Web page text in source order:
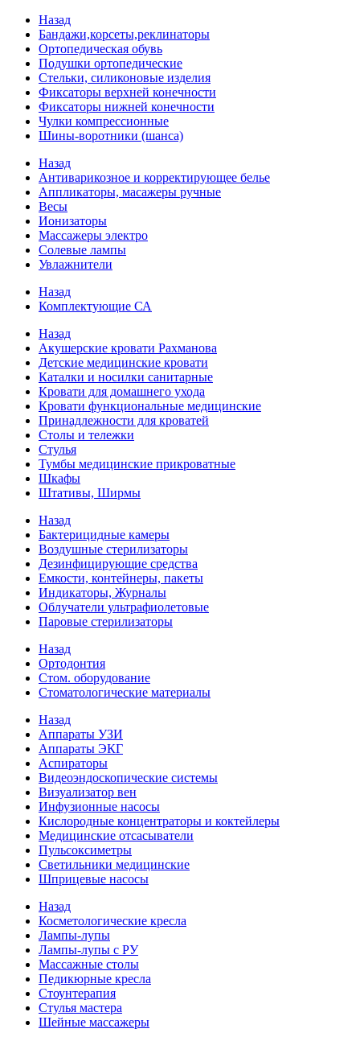
Назад
Бандажи,корсеты,реклинаторы
Ортопедическая обувь
Подушки ортопедические
Стельки, силиконовые изделия
Фиксаторы верхней конечности
Фиксаторы нижней конечности
Чулки компрессионные
Шины-воротники (шанса)
Назад
Антиварикозное и корректирующее белье
Аппликаторы, масажеры ручные
Весы
Ионизаторы
Массажеры электро
Солевые лампы
Увлажнители
Назад
Комплектующие СА
Назад
Акушерские кровати Рахманова
Детские медицинские кровати
Каталки и носилки санитарные
Кровати для домашнего ухода
Кровати функциональные медицинские
Принадлежности для кроватей
Столы и тележки
Стулья
Тумбы медицинские прикроватные
Шкафы
Штативы, Ширмы
Назад
Бактерицидные камеры
Воздушные стерилизаторы
Дезинфицирующие средства
Емкости, контейнеры, пакеты
Индикаторы, Журналы
Облучатели ультрафиолетовые
Паровые стерилизаторы
Назад
Ортодонтия
Стом. оборудование
Стоматологические материалы
Назад
Аппараты УЗИ
Аппараты ЭКГ
Аспираторы
Видеоэндоскопические системы
Визуализатор вен
Инфузионные насосы
Кислородные концентраторы и коктейлеры
Медицинские отсасыватели
Пульсоксиметры
Светильники медицинские
Шприцевые насосы
Назад
Косметологические кресла
Лампы-лупы
Лампы-лупы с РУ
Массажные столы
Педикюрные кресла
Стоунтерапия
Стулья мастера
Шейные массажеры